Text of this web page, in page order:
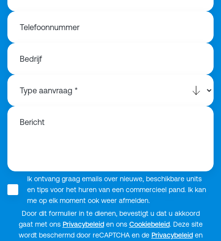
Telefoonnummer
Bedrijf
Bericht
Ik ontvang graag emails over nieuwe, beschikbare units
en tips voor het huren van een commercieel pand. Ik kan
me op elk moment ook weer afmelden.
Door dit formulier in te dienen, bevestigt u dat u akkoord
gaat met ons Privacybeleiden ons Cookiebeleid. Deze site
wordt beschermd door reCAPTCHA en de Privacybeleiden